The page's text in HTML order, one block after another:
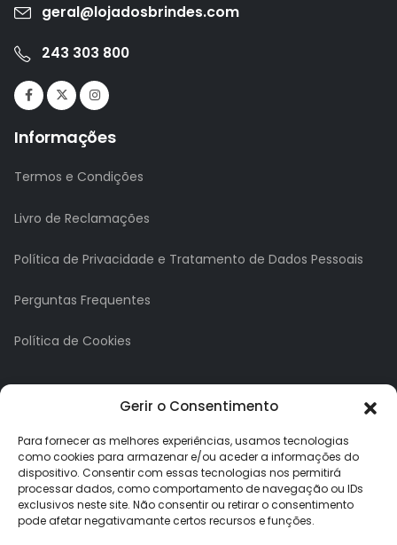
Gerir o Consentimento
Para fornecer as melhores experiências, usamos tecnologias
como cookies para armazenar e/ou aceder a informações do
dispositivo. Consentir com essas tecnologias nos permitirá
processar dados, como comportamento de navegação ou IDs
exclusivos neste site. Não consentir ou retirar o consentimento
pode afetar negativamante certos recursos e funções.
geral@lojadosbrindes.com
243 303 800
Informações
Termos e Condições
Livro de Reclamações
Política de Privacidade e Tratamento de Dados Pessoais
Perguntas Frequentes
Política de Cookies
A minha conta
A Minha Conta
Histórico de Pedidos
Lista de Desejos